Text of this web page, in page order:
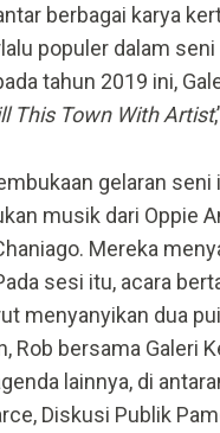
berbagai karya
populer dalam
tahun 2019 ini,
This Town With Artist
gelaran
musik dari Oppie
Mereka
sesi itu, acara
menyanyikan dua
Rob bersama Galeri
lainnya, di
Diskusi Publik